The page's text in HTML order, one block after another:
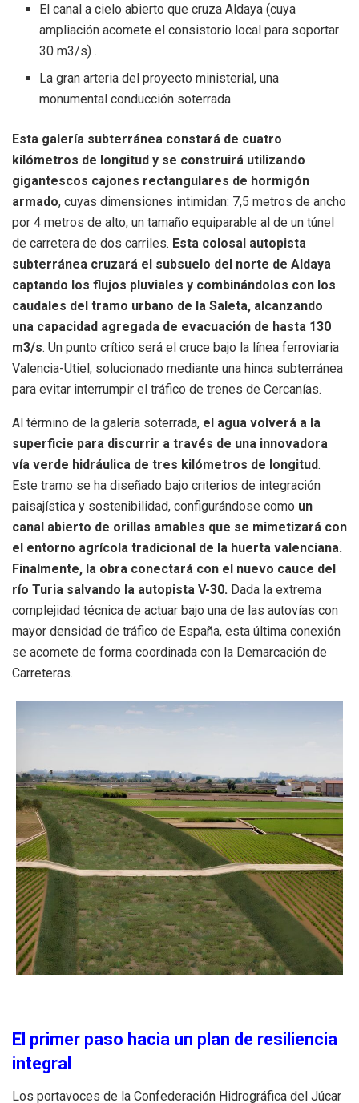
El canal a cielo abierto que cruza Aldaya (cuya
ampliación acomete el consistorio local para soportar
30m3/s) .
La gran arteria del proyecto ministerial, una
monumental conducción soterrada.
Esta galería subterránea constará de cuatro
kilómetros de longitud y se construirá utilizando
gigantescos cajones rectangulares de hormigón
armado, cuyas dimensiones intimidan: 7,5 metros de ancho
por 4 metros de alto, un tamaño equiparable al de un túnel
de carretera de dos carriles. Esta colosal autopista
subterránea cruzará el subsuelo del norte de Aldaya
captando los flujos pluviales y combinándolos con los
caudales del tramo urbano de la Saleta, alcanzando
una capacidad agregada de evacuación de hasta 130
m3/s. Un punto crítico será el cruce bajo la línea ferroviaria
Valencia-Utiel, solucionado mediante una hinca subterránea
para evitar interrumpir el tráfico de trenes de Cercanías.
Al término de la galería soterrada, el agua volverá a la
superficie para discurrir a través de una innovadora
vía verde hidráulica de tres kilómetros de longitud.
Este tramo se ha diseñado bajo criterios de integración
paisajística y sostenibilidad, configurándose como un
canal abierto de orillas amables que se mimetizará con
el entorno agrícola tradicional de la huerta valenciana.
Finalmente, la obra conectará con el nuevo cauce del
río Turia salvando la autopista V-30. Dada la extrema
complejidad técnica de actuar bajo una de las autovías con
mayor densidad de tráfico de España, esta última conexión
se acomete de forma coordinada con la Demarcación de
Carreteras.
El primer paso hacia un plan de resiliencia
integral
Los portavoces de la Confederación Hidrográfica del Júcar